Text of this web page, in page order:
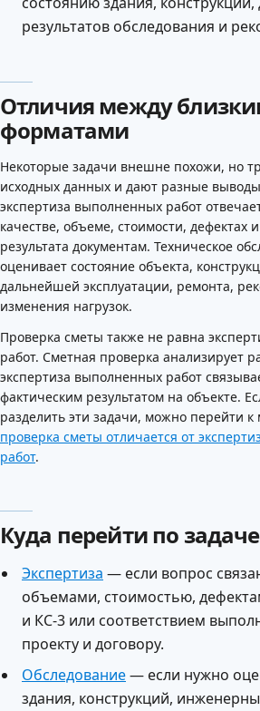
результатов обследования и
Отличия между
форматами
Некоторые задачи внешне похожи, но
исходных данных и дают разные
экспертиза выполненных работ
качестве, объеме, стоимости, дефектах
результата документам. Техническое
оценивает состояние объекта,
дальнейшей эксплуатации, ремонта,
изменения нагрузок.
Проверка сметы также не равна
работ. Сметная проверка анализирует
экспертиза выполненных работ
фактическим результатом на объекте.
разделить эти задачи, можно перейти к
проверка сметы отличается от
работ.
Куда перейти по задаче
Экспертиза — если вопрос
объемами, стоимостью,
и КС-3 или соответствием
проекту и договору.
Обследование— если нужно
здания, конструкций,